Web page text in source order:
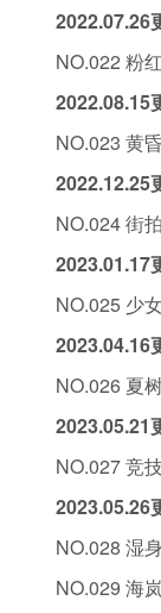
2022.07.26
NO.022 粉
2022.08.15
NO.023 黄
2022.12.25
NO.024 街
2023.01.17
NO.025 少
2023.04.16
NO.026 夏
2023.05.21
NO.027 竞
2023.05.26
NO.028 湿
NO.029 海